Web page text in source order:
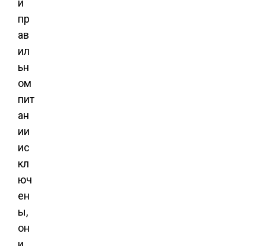
и
пр
ав
ил
ьн
ом
пит
ан
ии
ис
кл
юч
ен
ы,
он